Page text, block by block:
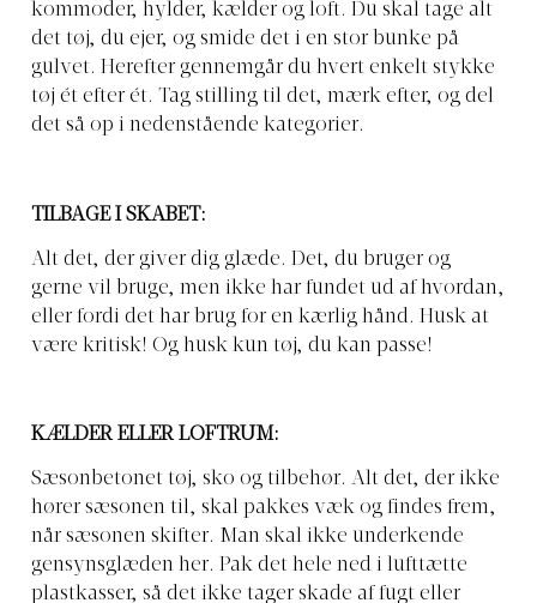
kommoder, hylder, kælder og loft. Du skal tage alt
det tøj, du ejer, og smide det i en stor bunke på
gulvet. Herefter gennemgår du hvert enkelt stykke
tøj ét efter ét. Tag stilling til det, mærk efter, og del
det så op i nedenstående kategorier.
TILBAGE I SKABET:
Alt det, der giver dig glæde. Det, du bruger og
gerne vil bruge, men ikke har fundet ud af hvordan,
eller fordi det har brug for en kærlig hånd. Husk at
være kritisk! Og husk kun tøj, du kan passe!
KÆLDER ELLER LOFTRUM:
Sæsonbetonet tøj, sko og tilbehør. Alt det, der ikke
hører sæsonen til, skal pakkes væk og findes frem,
når sæsonen skifter. Man skal ikke underkende
gensynsglæden her. Pak det hele ned i lufttætte
plastkasser, så det ikke tager skade af fugt eller